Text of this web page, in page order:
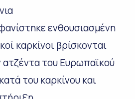
ενθουσιασμένη
καρκίνοι βρίσκονται
του Ευρωπαϊκού
του καρκίνου και